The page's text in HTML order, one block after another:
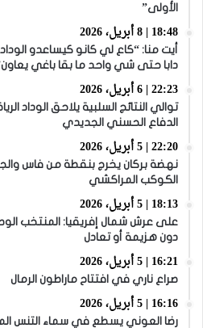
الأولى”
18:48 | 8 أبريل، 2026
أيت منا: “كاع لي كانو كيساعدو
دابا حتى شي واحد ما بقا باغي
22:23 | 6 أبريل، 2026
توالي النتائج السلبية يلاحق الوداد
الدفاع الحسني الجديدي
22:20 | 5 أبريل، 2026
نهضة بركان يخرج بنقطة من فاس
الكوكب المراكشي
18:13 | 5 أبريل، 2026
دون هزيمة أو تعادل
16:21 | 5 أبريل، 2026
صراع ناري في افتتاح ماراطون الرمال
16:16 | 5 أبريل، 2026
رضا العوني يسطع في سماء التنس